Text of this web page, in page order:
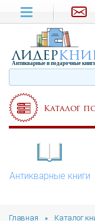
Каталог
Антикварные книги
Главная » Каталог
лидер
Антикварные и подарочные